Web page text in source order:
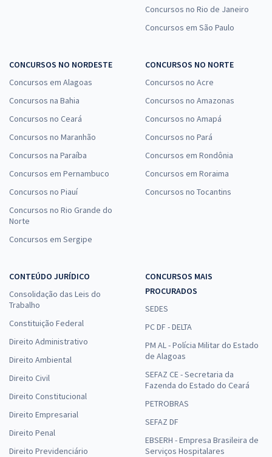
Concursos no Rio de Janeiro
Concursos em São Paulo
CONCURSOS NO NORDESTE
Concursos em Alagoas
Concursos na Bahia
Concursos no Ceará
Concursos no Maranhão
Concursos na Paraíba
Concursos em Pernambuco
Concursos no Piauí
Concursos no Rio Grande do
Norte
Concursos em Sergipe
CONCURSOS NO NORTE
Concursos no Acre
Concursos no Amazonas
Concursos no Amapá
Concursos no Pará
Concursos em Rondônia
Concursos em Roraima
Concursos no Tocantins
CONTEÚDO JURÍDICO
Consolidação das Leis do
Trabalho
Constituição Federal
Direito Administrativo
Direito Ambiental
Direito Civil
Direito Constitucional
Direito Empresarial
Direito Penal
Direito Previdenciário
CONCURSOS MAIS
PROCURADOS
SEDES
PC DF - DELTA
PM AL - Polícia Militar do Estado
de Alagoas
SEFAZ CE - Secretaria da
Fazenda do Estado do Ceará
PETROBRAS
SEFAZ DF
EBSERH - Empresa Brasileira de
Serviços Hospitalares